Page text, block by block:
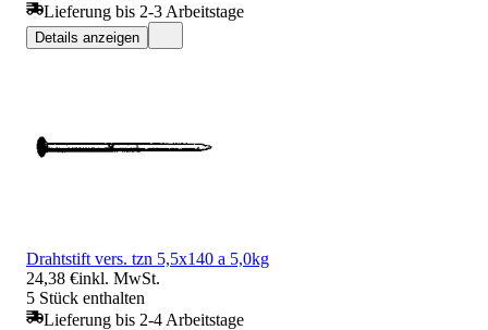
Lieferung bis 2-3 Arbeitstage
Details anzeigen
Drahtstift vers. tzn 5,5x140 a 5,0kg
24,38 €inkl. MwSt.
5 Stück enthalten
Lieferung bis 2-4 Arbeitstage